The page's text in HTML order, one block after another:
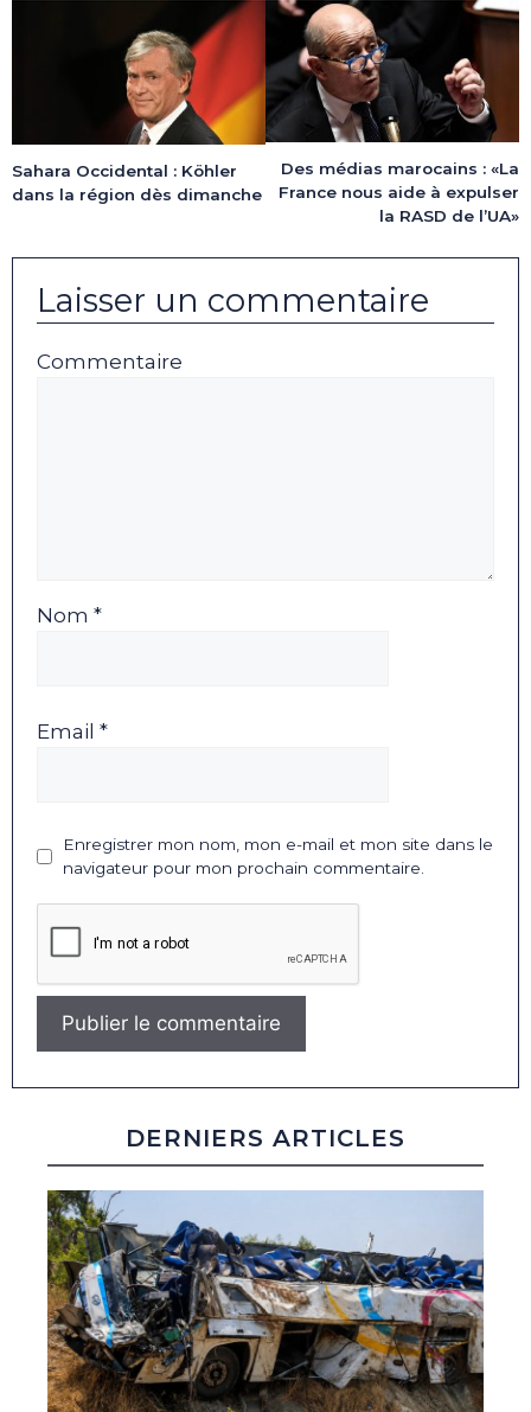
Sahara Occidental : Köhler
dans la région dès dimanche
Des médias marocains : «La
France nous aide à expulser
la RASD de l’UA»
Laisser un commentaire
Commentaire
Nom *
Email *
Enregistrer mon nom, mon e-mail et mon site dans le
navigateur pour mon prochain commentaire.
DERNIERS ARTICLES